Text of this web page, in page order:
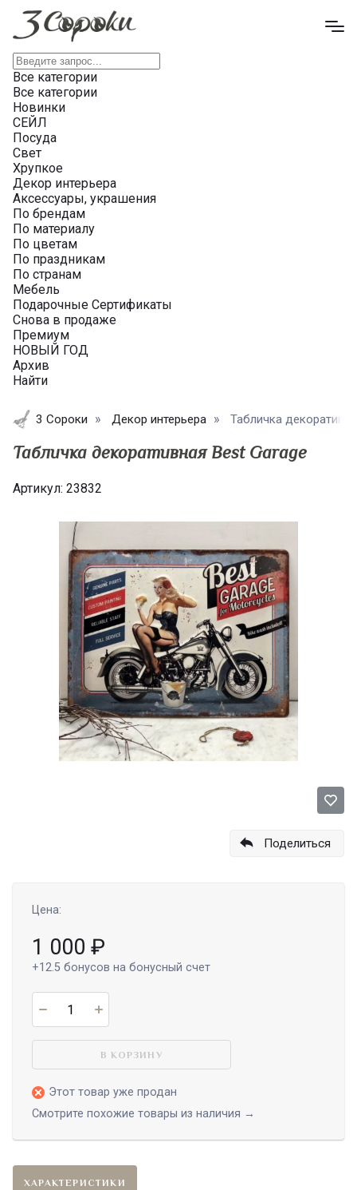
Все категории
Все категории
Новинки
СЕЙЛ
Посуда
Свет
Хрупкое
Декор интерьера
Аксессуары, украшения
По брендам
По материалу
По цветам
По праздникам
По странам
Мебель
Подарочные Сертификаты
Снова в продаже
Премиум
НОВЫЙ ГОД
Архив
Найти
3 Сороки Декор интерьера Табличка
Табличка декоративная Best Garage
Артикул: 23832
Поделиться
Цена:
1 000 ₽
+12.5 бонусов на бонусный счет
В КОРЗИНУ
Этот товар уже продан
Смотрите похожие товары из наличия →
ХАРАКТЕРИСТИКИ